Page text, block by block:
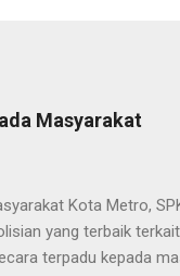
Masyarakat
Kota Metro,
yang terbaik
terpadu kepada